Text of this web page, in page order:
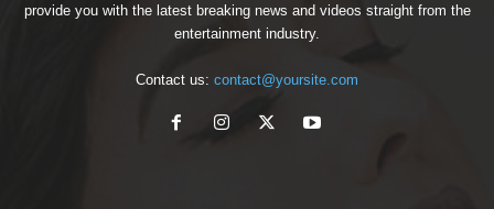
provide you with the latest breaking news and videos straight from the
entertainment industry.
Contact us: contact@yoursite.com